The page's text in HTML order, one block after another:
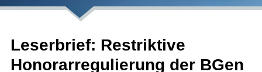
Leserbrief: Restriktive
Honorarregulierung der BGen